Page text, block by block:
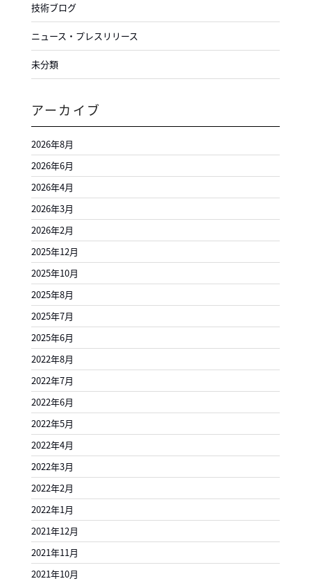
技術ブログ
ニュース・プレスリリース
未分類
アーカイブ
2026年8月
2026年6月
2026年4月
2026年3月
2026年2月
2025年12月
2025年10月
2025年8月
2025年7月
2025年6月
2022年8月
2022年7月
2022年6月
2022年5月
2022年4月
2022年3月
2022年2月
2022年1月
2021年12月
2021年11月
2021年10月